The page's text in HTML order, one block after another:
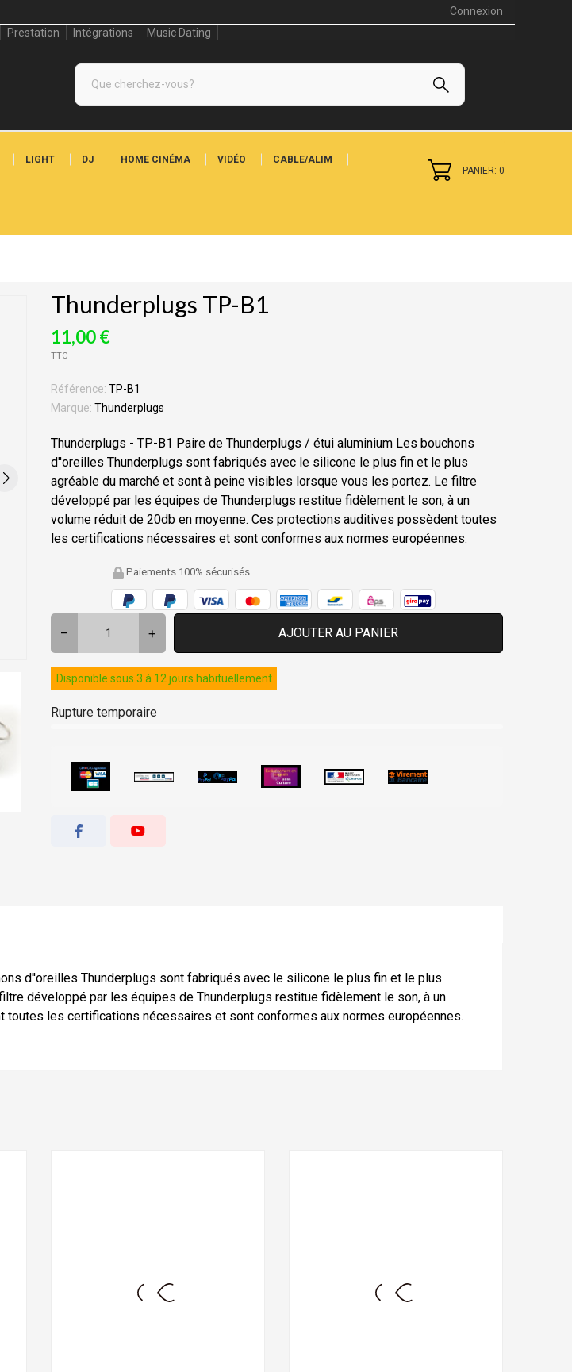
Connexion
Prestation Intégrations Music Dating
LIGHT DJ HOME CINÉMA VIDÉO CABLE/ALIM
PANIER: 0
Thunderplugs TP-B1
11,00 €
TTC
Référence: TP-B1
Marque: Thunderplugs
Thunderplugs - TP-B1 Paire de Thunderplugs / étui aluminium Les bouchons
d''oreilles Thunderplugs sont fabriqués avec le silicone le plus fin et le plus
agréable du marché et sont à peine visibles lorsque vous les portez. Le filtre
développé par les équipes de Thunderplugs restitue fidèlement le son, à un
volume réduit de 20db en moyenne. Ces protections auditives possèdent toutes
les certifications nécessaires et sont conformes aux normes européennes.
Paiements 100% sécurisés
– + AJOUTER AU PANIER
Disponible sous 3 à 12 jours habituellement
Rupture temporaire
d''oreilles Thunderplugs sont fabriqués avec le silicone le plus fin et le plus
développé par les équipes de Thunderplugs restitue fidèlement le son, à un
les certifications nécessaires et sont conformes aux normes européennes.